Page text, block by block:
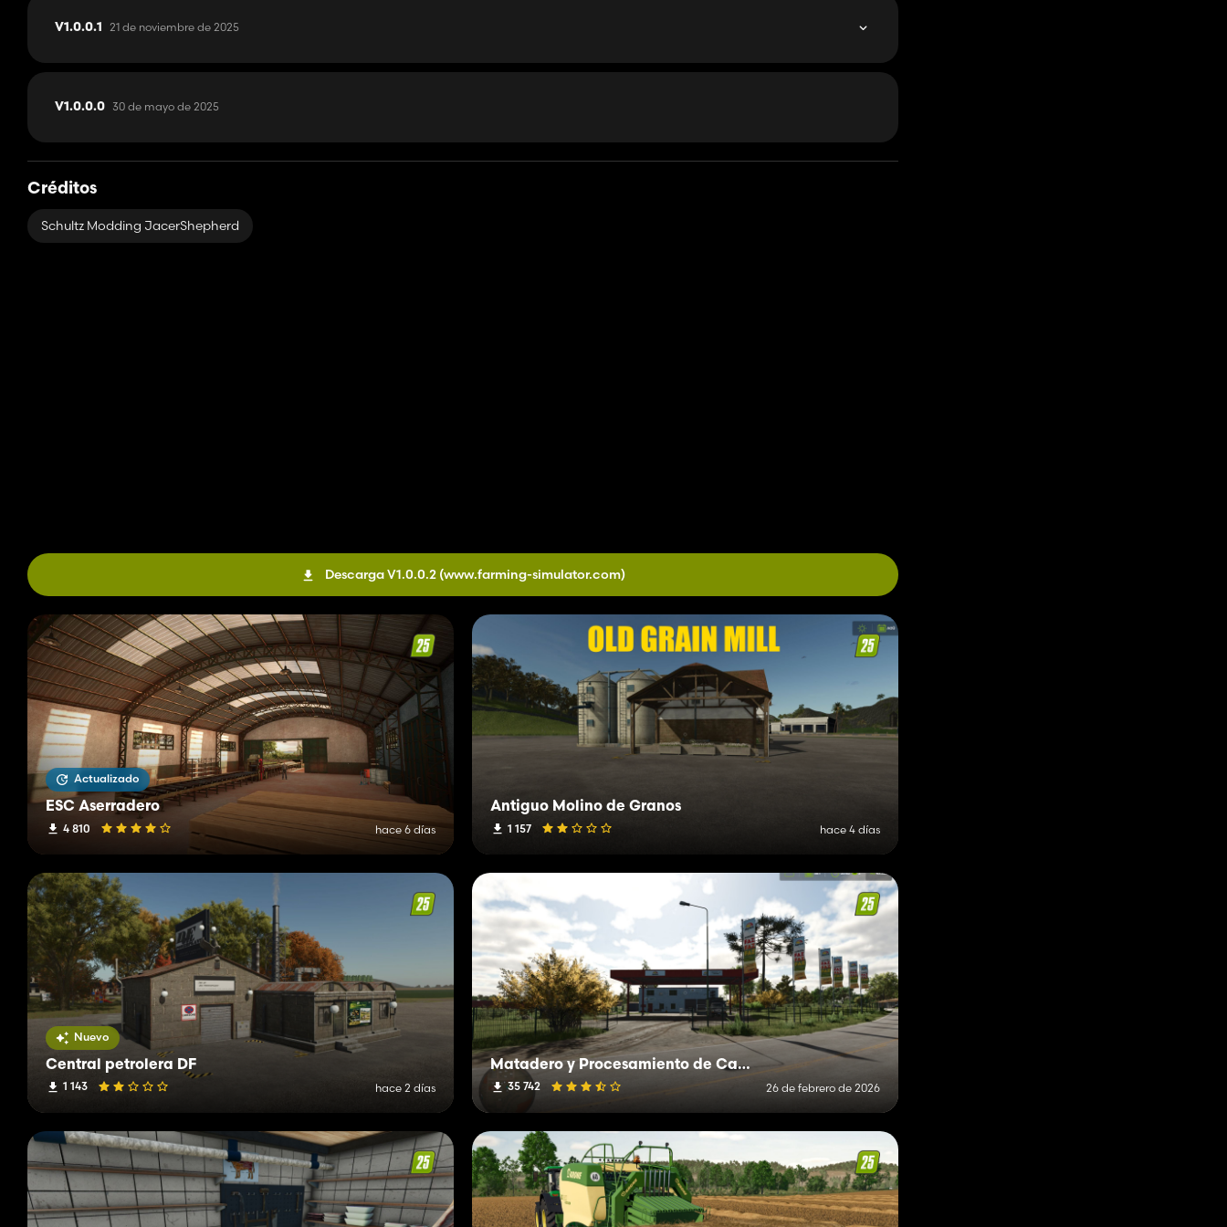
V1.0.0.1 21 de noviembre de 2025
V1.0.0.0 30 de mayo de 2025
Créditos
Schultz Modding JacerShepherd
Descarga V1.0.0.2 (www.farming-simulator.com)
Actualizado
ESC Aserradero
4 810 hace 6 días
Antiguo Molino de Granos
1 157 hace 4 días
Nuevo
Central petrolera DF
1 143 hace 2 días
Matadero y Procesamiento de Carne
35 742 26 de febrero de 2026